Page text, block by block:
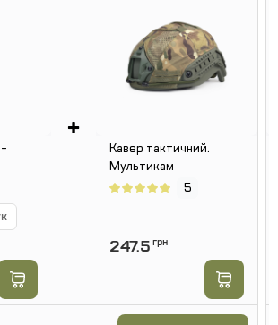
+
Кавер тактичний.
Мультикам
5
247.5 грн